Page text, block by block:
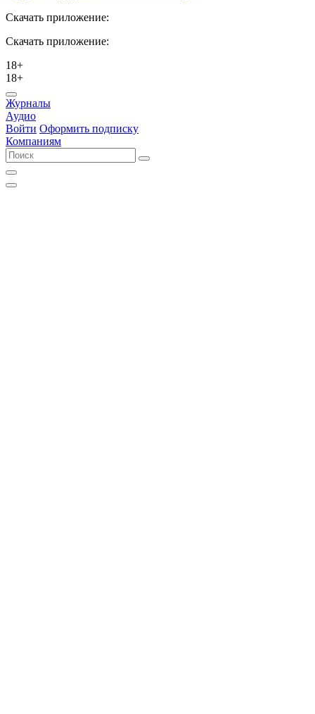
Скачать приложение:
Скачать приложение:
18+
18+
Журналы
Аудио
Войти Оформить подписку
Компаниям